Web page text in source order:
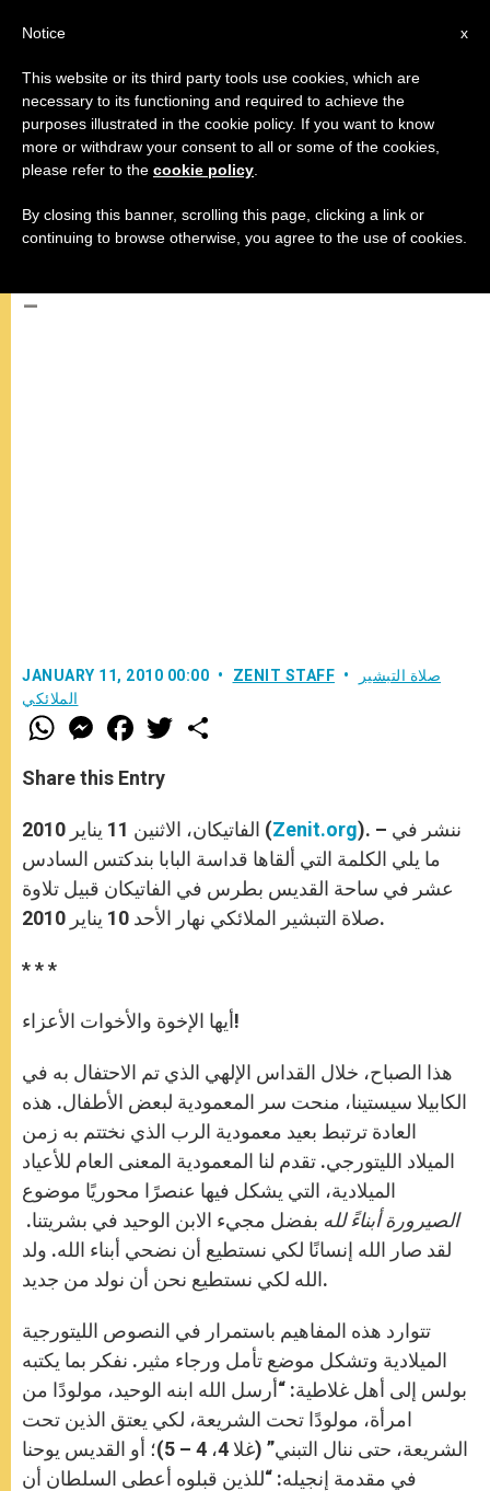
كلمة قداسة البابا بندكتس السادس
عشر قبيل تلاوة صلاة التبشير
الملائكي
–
JANUARY 11, 2010 00:00 ZENIT STAFF
صلاة التبشير
الملائكي
W
h
t
s
p
p
M
e
s
e
g
e
r
F
a
e
b
o
k
w
r
Share this Entry
الفاتيكان، الاثنين 11 يناير 2010 (Zenit.org). – ننشر في
ما يلي الكلمة التي ألقاها قداسة البابا بندكتس السادس
عشر في ساحة القديس بطرس في الفاتيكان قبيل تلاوة
صلاة التبشير الملائكي نهار الأحد 10 يناير 2010.
* * *
أيها الإخوة والأخوات الأعزاء!
هذا الصباح، خلال القداس الإلهي الذي تم الاحتفال به في
الكابيلا سيستينا، منحت سر المعمودية لبعض الأطفال. هذه
العادة ترتبط بعيد معمودية الرب الذي نختتم به زمن
الميلاد الليتورجي. تقدم لنا المعمودية المعنى العام للأعياد
الميلادية، التي يشكل فيها عنصرًا محوريًا موضوع
الصيرورة أبناءً لله بفضل مجيء الابن الوحيد في بشريتنا.
لقد صار الله إنسانًا لكي نستطيع أن نضحي أبناء الله. ولد
الله لكي نستطيع نحن أن نولد من جديد.
تتوارد هذه المفاهيم باستمرار في النصوص الليتورجية
الميلادية وتشكل موضع تأمل ورجاء مثير. نفكر بما يكتبه
بولس إلى أهل غلاطية: “أرسل الله ابنه الوحيد، مولودًا من
امرأة، مولودًا تحت الشريعة، لكي يعتق الذين تحت
الشريعة، حتى ننال التبني” (غلا 4، 4 – 5)؛ أو القديس يوحنا
في مقدمة إنجيله: “للذين قبلوه أعطى السلطان أن
x
Notice
This website or its third party tools use cookies, which are
necessary to its functioning and required to achieve the
purposes illustrated in the cookie policy. If you want to know
more or withdraw your consent to all or some of the cookies,
please refer to the cookie policy
By closing this banner, scrolling this page, clicking a link or
continuing to browse otherwise, you agree to the use of cookies.